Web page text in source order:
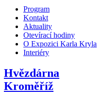
Program
Kontakt
Aktuality
Otevírací hodiny
O Expozici Karla Kryla
Interiéry
Hvězdárna
Kroměříž